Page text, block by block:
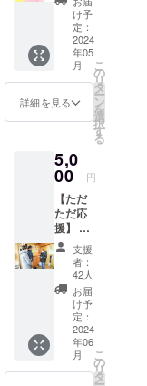
れる
力〜 誰
でも実
践でき
て、意
図して
身につ
けてい
ける術
クライ
ブでお
話しし
ていき
ます。
応援さ
れる力
は これ
からの
時代、
どんな
人にも
必須の
力にな
りま
す。 個
け予
定：
2024
年05
月
詳細を見る
こ
の
リ
タ
ー
ン
を
選
択
す
る
5,0
00 円
【ただ
ただ応
援】 御
礼の
メール
を送ら
せてい
ただき
ます
支援
者：
42人
お届
け予
定：
2024
年06
月
こ
の
リ
タ